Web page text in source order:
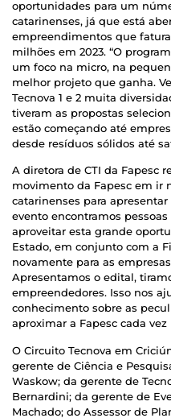
oportunidades para um
catarinenses, já que está
empreendimentos que
milhões em 2023. “O
um foco na micro, na
melhor projeto que ganha.
Tecnova 1 e 2 muita
tiveram as propostas
estão começando até
desde resíduos sólidos até
A diretora de CTI da Fapesc
movimento da Fapesc em ir
catarinenses para apresentar
evento encontramos
aproveitar esta grande
Estado, em conjunto com a
novamente para as
Apresentamos o edital,
empreendedores. Isso nos
conhecimento sobre as
aproximar a Fapesc cada vez
O Circuito Tecnova em
gerente de Ciência e
Waskow; da gerente de
Bernardini; da gerente de
Machado; do Assessor de